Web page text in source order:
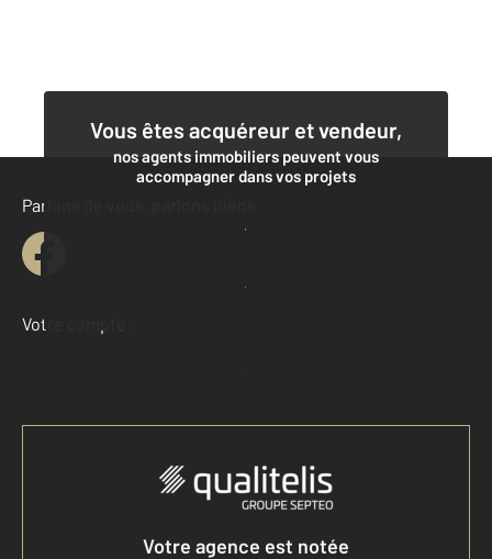
Vous êtes acquéreur et vendeur,
nos agents immobiliers peuvent vous
accompagner dans vos projets
Contacter l'agence
Demander une estimation
Parlons de vous, parlons biens
Votre compte :
Accéder à mon compte
Votre agence est notée